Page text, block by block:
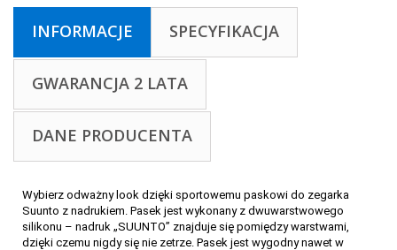
INFORMACJE SPECYFIKACJA
GWARANCJA 2 LATA
DANE PRODUCENTA
Wybierz odważny look dzięki sportowemu paskowi do zegarka
Suunto z nadrukiem. Pasek jest wykonany z dwuwarstwowego
silikonu – nadruk „SUUNTO” znajduje się pomiędzy warstwami,
dzięki czemu nigdy się nie zetrze. Pasek jest wygodny nawet w